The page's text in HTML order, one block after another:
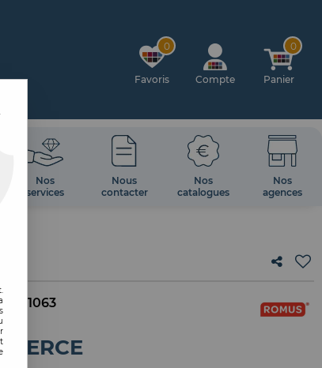
0
Favoris Compte
0
Panier
Nos
services
Nous
contacter
Nos
catalogues
Nos
agences
: 1063
PERCE